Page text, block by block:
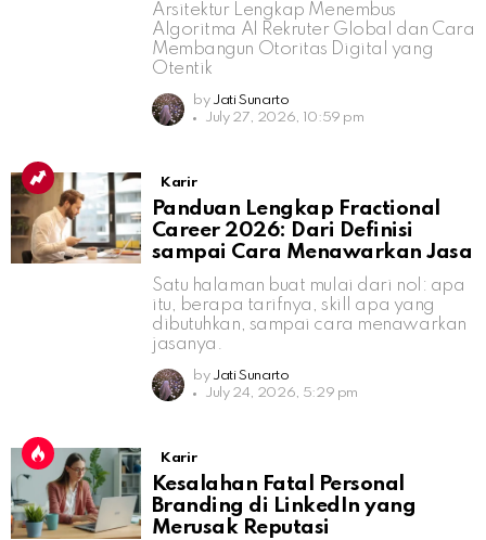
Arsitektur Lengkap Menembus
Algoritma AI Rekruter Global dan Cara
Membangun Otoritas Digital yang
Otentik
by Jati Sunarto
July 27, 2026, 10:59 pm
Karir
Panduan Lengkap Fractional
Career 2026: Dari Definisi
sampai Cara Menawarkan Jasa
Satu halaman buat mulai dari nol: apa
itu, berapa tarifnya, skill apa yang
dibutuhkan, sampai cara menawarkan
jasanya.
by Jati Sunarto
July 24, 2026, 5:29 pm
Karir
Kesalahan Fatal Personal
Branding di LinkedIn yang
Merusak Reputasi